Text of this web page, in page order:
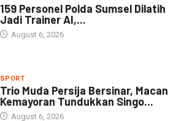
159 Personel Polda Sumsel Dilatih
Jadi Trainer AI,...
August 6, 2026
SPORT
Trio Muda Persija Bersinar, Macan
Kemayoran Tundukkan Singo...
August 6, 2026